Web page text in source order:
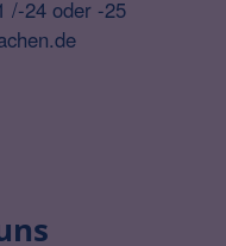
/-24 oder -25